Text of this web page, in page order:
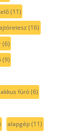
(11)
(16)
(6)
(9)
akkus fúró(6)
alapgép(11)